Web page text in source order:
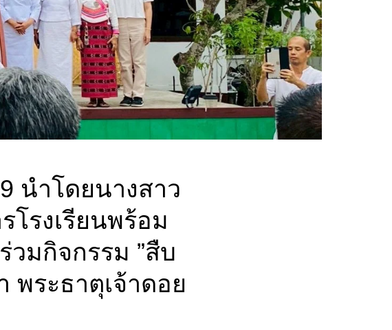
นำโดยนางสาว
รงเรียนพร้อม
มกิจกรรม ”สืบ
พระธาตุเจ้าดอย